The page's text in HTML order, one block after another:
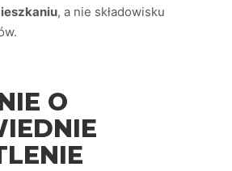
, a nie składowisku
O